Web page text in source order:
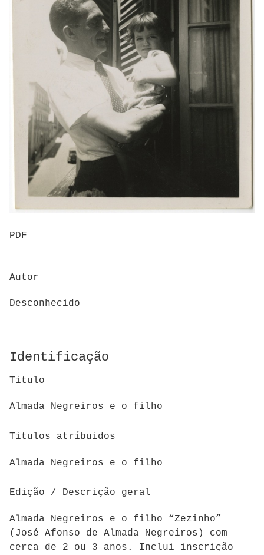
PDF
Autor
Desconhecido
Identificação
Titulo
Almada Negreiros e o filho
Titulos atríbuidos
Almada Negreiros e o filho
Edição / Descrição geral
Almada Negreiros e o filho “Zezinho”
(José Afonso de Almada Negreiros) com
cerca de 2 ou 3 anos. Inclui inscrição